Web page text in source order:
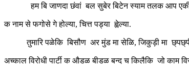
हम बि जाणदा छंवां बल सुबेर बिटेन स्याम तलक आप एकी
क नाम से फगोसे गे होल्या, चित्त पड्या ह्वेल्या.
तुमारि पळेकि बिसौण अर मुंड मा सेळि, जिकुड़ी मा छ्पछ्पी
अच्काल विरोधी पार्टी क औडळ बीडळ बन्द च किलैकि जो काम